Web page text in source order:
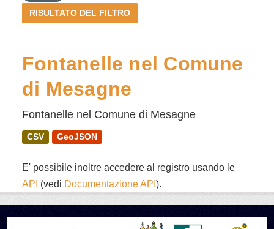
RISULTATO DEL FILTRO
Fontanelle nel Comune
di Mesagne
Fontanelle nel Comune di Mesagne
CSV GeoJSON
E' possibile inoltre accedere al registro usando le
API (vedi Documentazione API ).